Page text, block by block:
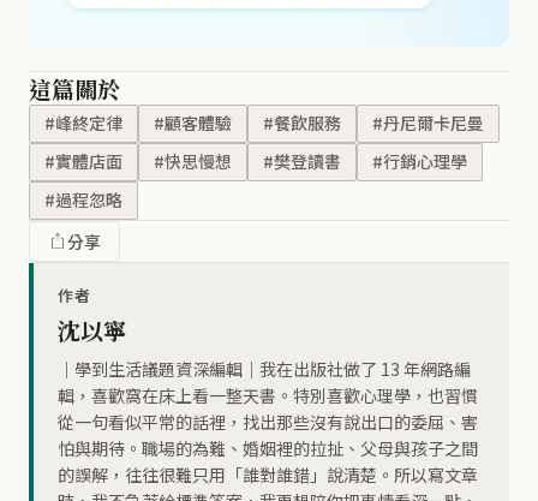
這篇關於
#峰終定律 #顧客體驗 #餐飲服務
#丹尼爾卡尼曼
#實體店面
#快思慢想 #樊登讀書
#行銷心理學
#過程忽略
分享
作者
沈以寧
｜學到生活議題資深編輯｜我在出版社做了 13 年網路編
輯，喜歡窩在床上看一整天書。特別喜歡心理學，也習慣
從一句看似平常的話裡，找出那些沒有說出口的委屈、害
怕與期待。職場的為難、婚姻裡的拉扯、父母與孩子之間
的誤解，往往很難只用「誰對誰錯」說清楚。所以寫文章